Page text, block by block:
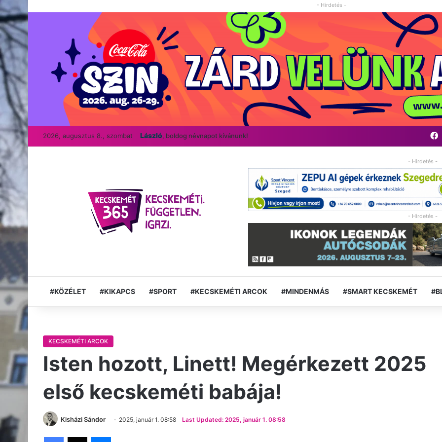
- Hirdetés -
2026, augusztus 8., szombat László, boldog névnapot kívánunk!
- Hirdetés -
- Hirdetés -
#KÖZÉLET #KIKAPCS #SPORT #KECSKEMÉTI ARCOK #MINDENMÁS #SMART KECSKEMÉT
KECSKEMÉTI ARCOK
Isten hozott, Linett! Megérkezett 2025
első kecskeméti babája!
Kisházi Sándor 2025, január 1. 08:58 Last Updated: 2025, január 1. 08:58
Facebook
X Messenger